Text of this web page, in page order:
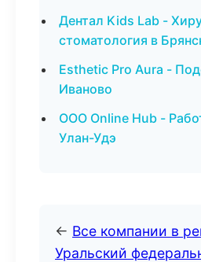
Дентал Kids Lab -
стоматология в
Esthetic Pro Aura -
Иваново
ООО Online Hub -
Улан-Удэ
← Все компании в
Уральский